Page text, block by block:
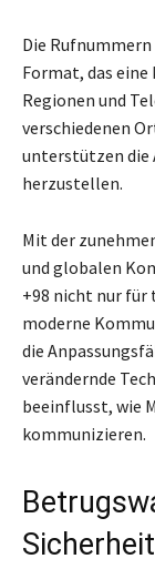
Die
Format, das
Regionen und
verschiedenen
unterstützen die
herzustellen.
Mit der
und globalen
+98 nicht nur für
moderne
die
verändernde
beeinflusst, wie
kommunizieren.